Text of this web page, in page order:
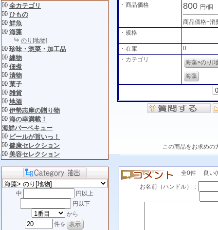
全カテゴリ
ひもの
鮮魚
海藻
のり[地物]
珍味・惣菜・加工品
練物
佃煮
漬物
菓子
雑貨
地酒
伊勢志摩の贈り物
海の幸満載！
海鮮バーベキュー
ビールが旨いっ！
健康セレクション
美容セレクション
中
円以上
円以下
から
件を
・商品価格
800 円/個
商品価格+消
・規格
・在庫
0
・カテゴリ
海藻>のり[
海藻
この商品をお求め
全0件 良い
お名前（ハンドル）：